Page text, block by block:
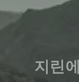
지린